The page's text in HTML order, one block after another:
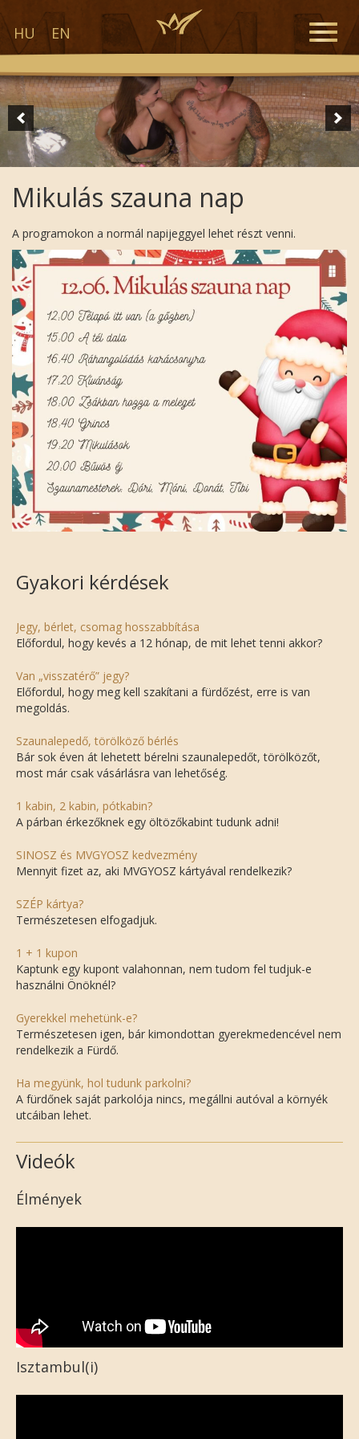
HU EN
Toggle
Mikulás szauna nap
A programokon a normál napijeggyel lehet részt venni.
Gyakori kérdések
Jegy, bérlet, csomag hosszabbítása
Előfordul, hogy kevés a 12 hónap, de mit lehet tenni akkor?
Van „visszatérő” jegy?
Előfordul, hogy meg kell szakítani a fürdőzést, erre is van
megoldás.
Szaunalepedő, törölköző bérlés
Bár sok éven át lehetett bérelni szaunalepedőt, törölközőt,
most már csak vásárlásra van lehetőség.
1 kabin, 2 kabin, pótkabin?
A párban érkezőknek egy öltözőkabint tudunk adni!
SINOSZ és MVGYOSZ kedvezmény
Mennyit fizet az, aki MVGYOSZ kártyával rendelkezik?
SZÉP kártya?
Természetesen elfogadjuk.
1 + 1 kupon
Kaptunk egy kupont valahonnan, nem tudom fel tudjuk-e
használni Önöknél?
Gyerekkel mehetünk-e?
Természetesen igen, bár kimondottan gyerekmedencével nem
rendelkezik a Fürdő.
Ha megyünk, hol tudunk parkolni?
A fürdőnek saját parkolója nincs, megállni autóval a környék
utcáiban lehet.
Videók
Élmények
Isztambul(i)